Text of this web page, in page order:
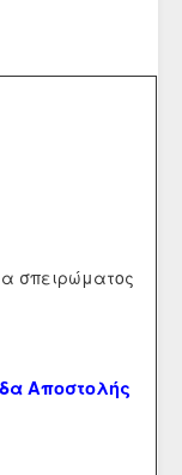
σπειρώματος
Αποστολής